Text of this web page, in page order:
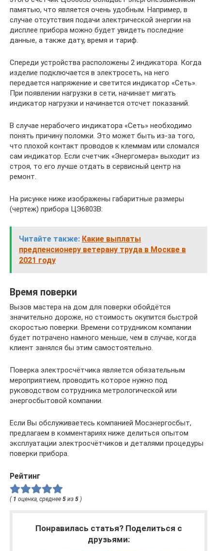
памятью, что является очень удобным. Например, в
случае отсутствия подачи электрической энергии на
дисплее прибора можно будет увидеть последние
данные, а также дату, время и тариф.
Спереди устройства расположены 2 индикатора. Когда
изделие подключается в электросеть, на него
передается напряжение и светится индикатор «Сеть».
При появлении нагрузки в сети, начинает мигать
индикатор нагрузки и начинается отсчет показаний.
В случае нерабочего индикатора «Сеть» необходимо
понять причину поломки. Это может быть из-за того,
что плохой контакт проводов к клеммам или сломался
сам индикатор. Если счетчик «Энергомера» выходит из
строя, то его лучше отдать в сервисный центр на
ремонт.
На рисунке ниже изображены габаритные размеры
(чертеж) прибора ЦЭ6803В:
Читайте также: Какие выплаты
предпенсионеру ветерану труда в Москве в
2021 году
Время поверки
Вызов мастера на дом для поверки обойдётся
значительно дороже, но стоимость окупится быстрой
скоростью поверки. Времени сотрудником компании
будет потрачено намного меньше, чем в случае, когда
клиент занялся бы этим самостоятельно.
Поверка электросчётчика является обязательным
мероприятием, проводить которое нужно под
руководством сотрудника метрологической или
энергосбытовой компании.
Если Вы обслуживаетесь компанией Мосэнергосбыт,
предлагаем в комментариях ниже делиться опытом
эксплуатации электросчётчиков и деталями процедуры
поверки прибора.
Рейтинг
( 1 оценка, среднее 5 из 5 )
Понравилась статья? Поделиться с
друзьями: